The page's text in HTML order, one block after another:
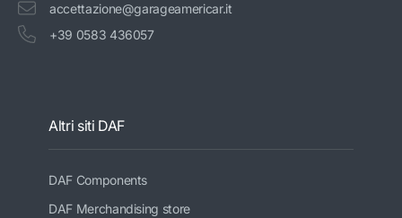
accettazione@garageamericar.it
+39 0583 436057
Altri siti DAF
DAF Components
DAF Merchandising store